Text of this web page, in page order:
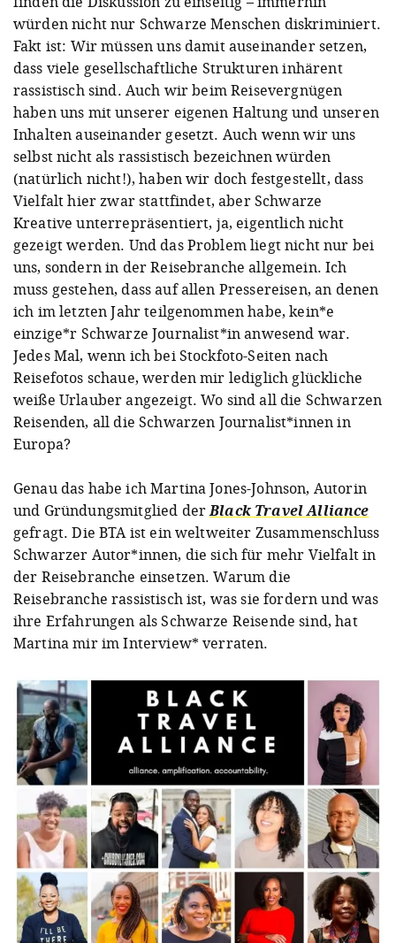
würden nicht nur Schwarze Menschen diskriminiert.
Fakt ist: Wir müssen uns damit auseinander setzen,
dass viele gesellschaftliche Strukturen inhärent
rassistisch sind. Auch wir beim Reisevergnügen
haben uns mit unserer eigenen Haltung und unseren
Inhalten auseinander gesetzt. Auch wenn wir uns
selbst nicht als rassistisch bezeichnen würden
(natürlich nicht!), haben wir doch festgestellt, dass
Vielfalt hier zwar stattfindet, aber Schwarze
Kreative unterrepräsentiert, ja, eigentlich nicht
gezeigt werden. Und das Problem liegt nicht nur bei
uns, sondern in der Reisebranche allgemein. Ich
muss gestehen, dass auf allen Pressereisen, an denen
ich im letzten Jahr teilgenommen habe, kein*e
einzige*r Schwarze Journalist*in anwesend war.
Jedes Mal, wenn ich bei Stockfoto-Seiten nach
Reisefotos schaue, werden mir lediglich glückliche
weiße Urlauber angezeigt. Wo sind all die Schwarzen
Reisenden, all die Schwarzen Journalist*innen in
Europa?
Genau das habe ich Martina Jones-Johnson, Autorin
und Gründungsmitglied derBlack Travel Alliance
gefragt. Die BTA ist ein weltweiter Zusammenschluss
Schwarzer Autor*innen, die sich für mehr Vielfalt in
der Reisebranche einsetzen. Warum die
Reisebranche rassistisch ist, was sie fordern und was
ihre Erfahrungen als Schwarze Reisende sind, hat
Martina mir im Interview* verraten.